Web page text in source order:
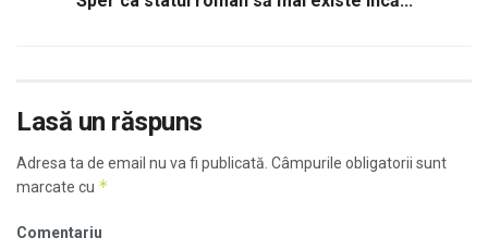
Lasă un răspuns
Adresa ta de email nu va fi publicată. Câmpurile obligatorii sunt
marcate cu *
Comentariu